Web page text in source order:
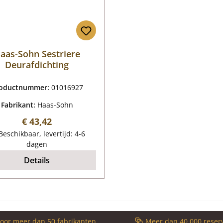
Sohn Sestriere
Deurafdichting
01016927
Fabrikant: Haas-Sohn
Normale prijs:
€ 43,42
levertijd: 4-6
dagen
Details
meer dan 50 fabrikanten Meer dan 40.000